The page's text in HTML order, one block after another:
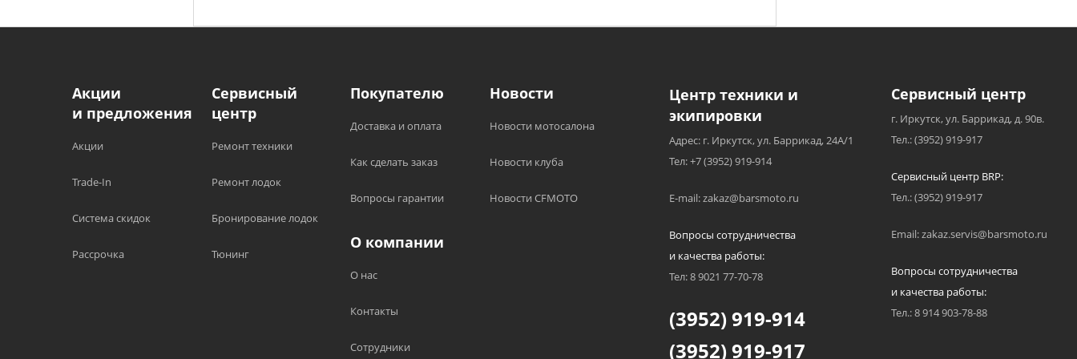
Акции
и предложения
Акции
Trade-In
Система скидок
Рассрочка
Сервисный
центр
Ремонт техники
Ремонт лодок
Бронирование лодок
Тюнинг
Покупателю
Доставка и оплата
Как сделать заказ
Вопросы гарантии
Новости
Новости мотосалона
Новости клуба
Новости CFMOTO
О компании
О нас
Контакты
Сотрудники
Центр техники и
экипировки
Адрес: г. Иркутск, ул. Баррикад, 24А/1
Тел: +7 (3952) 919-914
E-mail: zakaz@barsmoto.ru
Вопросы сотрудничества
и качества работы:
Тел: 8 9021 77-70-78
(3952) 919-914
(3952) 919-917
Сервисный центр
г. Иркутск, ул. Баррикад, д. 90в.
Тел.: (3952) 919-917
Сервисный центр BRP:
Тел.: (3952) 919-917
Email: zakaz.servis@barsmoto.ru
Вопросы сотрудничества
и качества работы:
Тел.: 8 914 903-78-88